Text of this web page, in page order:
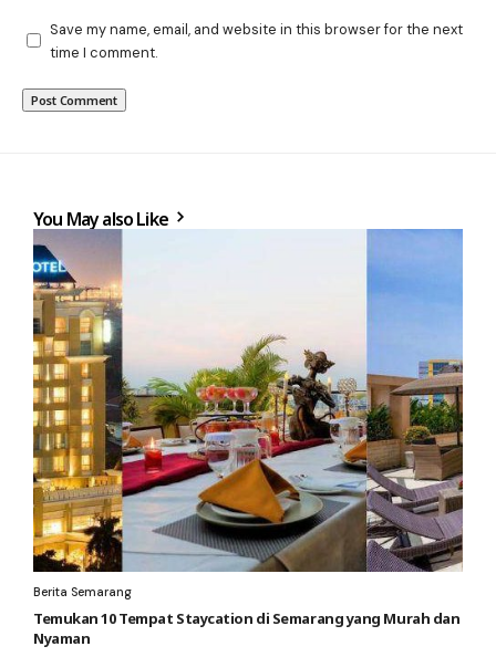
Save my name, email, and website in this browser for the next
time I comment.
You May also Like
Berita Semarang
Temukan 10 Tempat Staycation di Semarang yang Murah dan
Nyaman